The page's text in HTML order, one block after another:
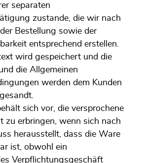
separaten
zustande, die wir nach
Bestellung sowie der
entsprechend erstellen.
wird gespeichert und die
die Allgemeinen
werden dem Kunden
sich vor, die versprochene
zu erbringen, wenn sich nach
herausstellt, dass die Ware
ist, obwohl ein
Verpflichtungsgeschäft